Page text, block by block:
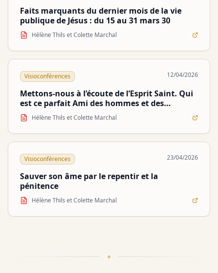
Faits marquants du dernier mois de la vie
publique de Jésus : du 15 au 31 mars 30
Hélène Thils et Colette Marchal
Visioconférences 12/04/2026
Mettons-nous à l’écoute de l’Esprit Saint. Qui
est ce parfait Ami des hommes et des
chrétiens ?
Hélène Thils et Colette Marchal
Visioconférences 23/04/2026
Sauver son âme par le repentir et la
pénitence
Hélène Thils et Colette Marchal